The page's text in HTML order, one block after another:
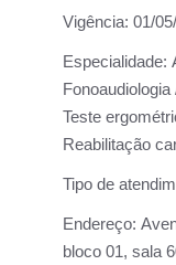
Vigência: 01/
Especialidade:
Teste
Reabilitação
Tipo de
Endereço:
bloco 01, sala